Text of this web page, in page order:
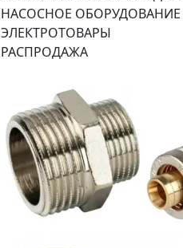
НАСОСНОЕ ОБОРУДОВАНИЕ
ЭЛЕКТРОТОВАРЫ
РАСПРОДАЖА